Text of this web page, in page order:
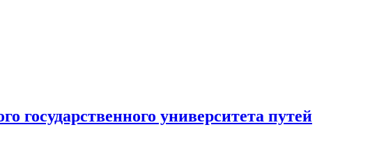
государственного университета путей